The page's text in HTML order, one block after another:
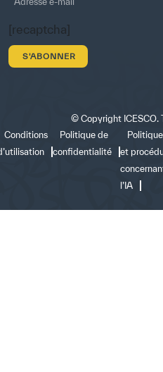
[recaptcha]
© Copyright ICESCO.
Conditions
Politique de
confidentialité
Politique
et
l’IA